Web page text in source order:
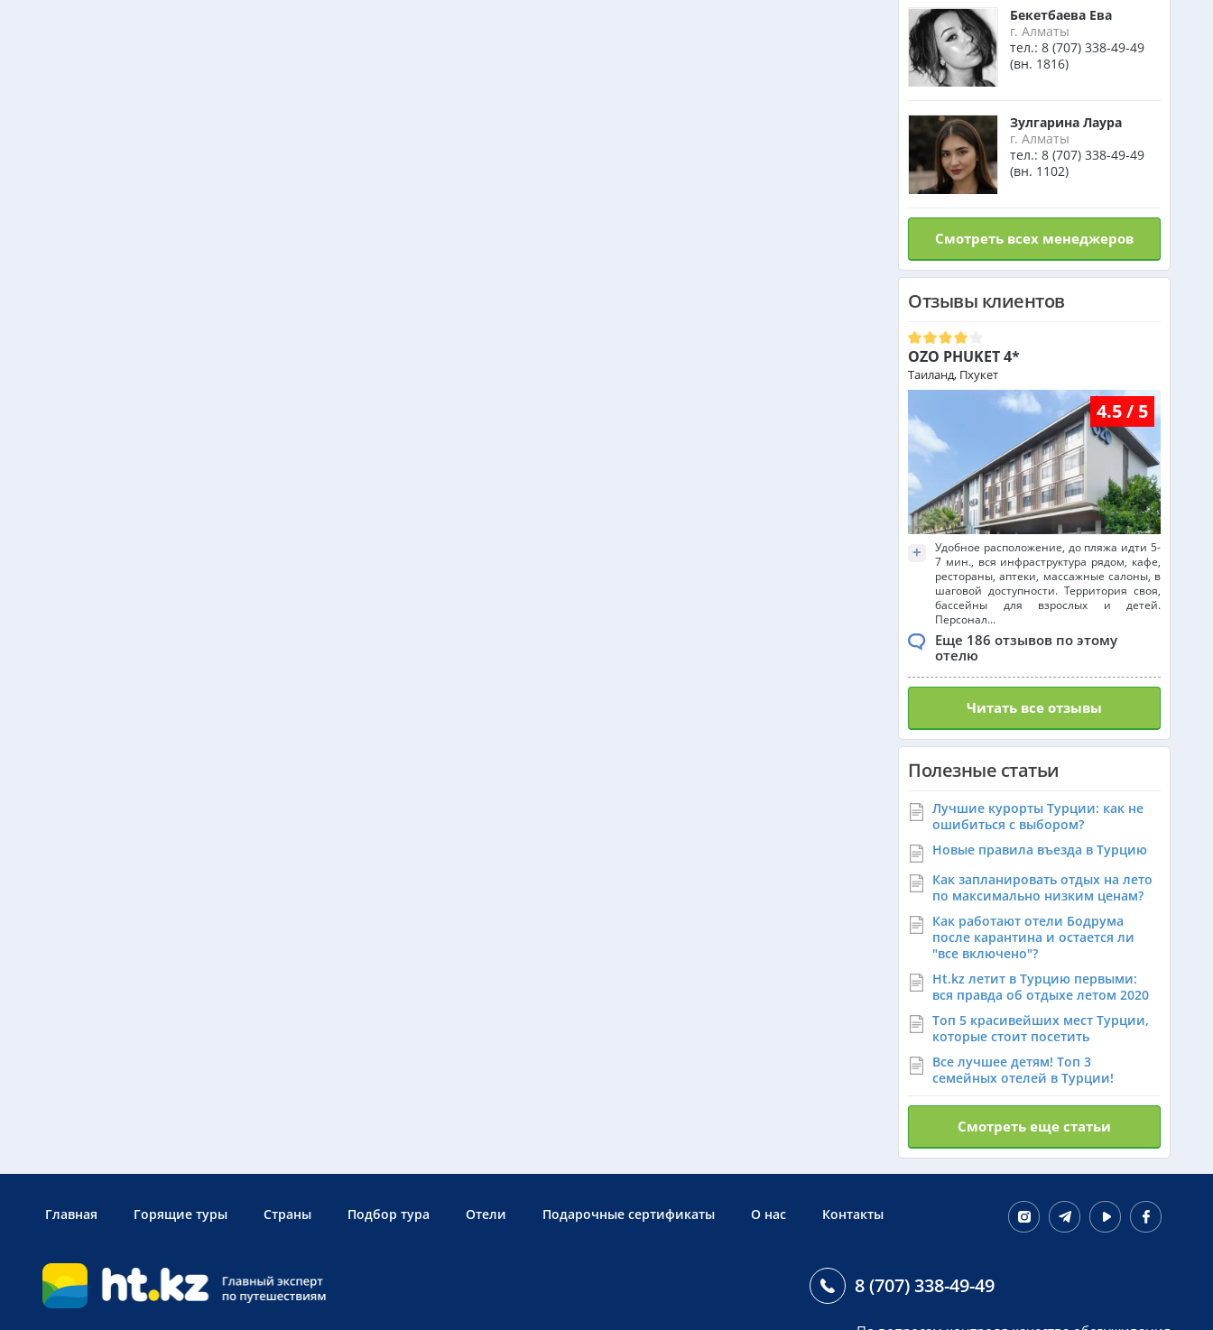
Танзания из Алматы
Венгрия из Алматы
Израиль из Алматы
Маврикий из Алматы
Бекетбаева Ева
г. Алматы
тел.: 8 (707) 338-49-49
(вн. 1816)
Зулгарина Лаура
г. Алматы
тел.: 8 (707) 338-49-49
(вн. 1102)
Смотреть всех менеджеров
Отзывы клиентов
OZO PHUKET 4*
Таиланд, Пхукет
4.5 / 5
+
Удобное расположение, до пляжа идти 5-
7 мин., вся инфраструктура рядом, кафе,
рестораны, аптеки, массажные салоны, в
шаговой доступности. Территория своя,
бассейны для взрослых и детей.
Персонал...
Еще 186 отзывов по этому
отелю
Читать все отзывы
Полезные статьи
Лучшие курорты Турции: как не
ошибиться с выбором?
Новые правила въезда в Турцию
Как запланировать отдых на лето
по максимально низким ценам?
Как работают отели Бодрума
после карантина и остается ли
"все включено"?
Ht.kz летит в Турцию первыми:
вся правда об отдыхе летом 2020
Топ 5 красивейших мест Турции,
которые стоит посетить
Все лучшее детям! Топ 3
семейных отелей в Турции!
Смотреть еще статьи
Главная Горящие туры Страны Подбор тура Отели Подарочные сертификаты О нас Контакты
8 (707) 338-49-49